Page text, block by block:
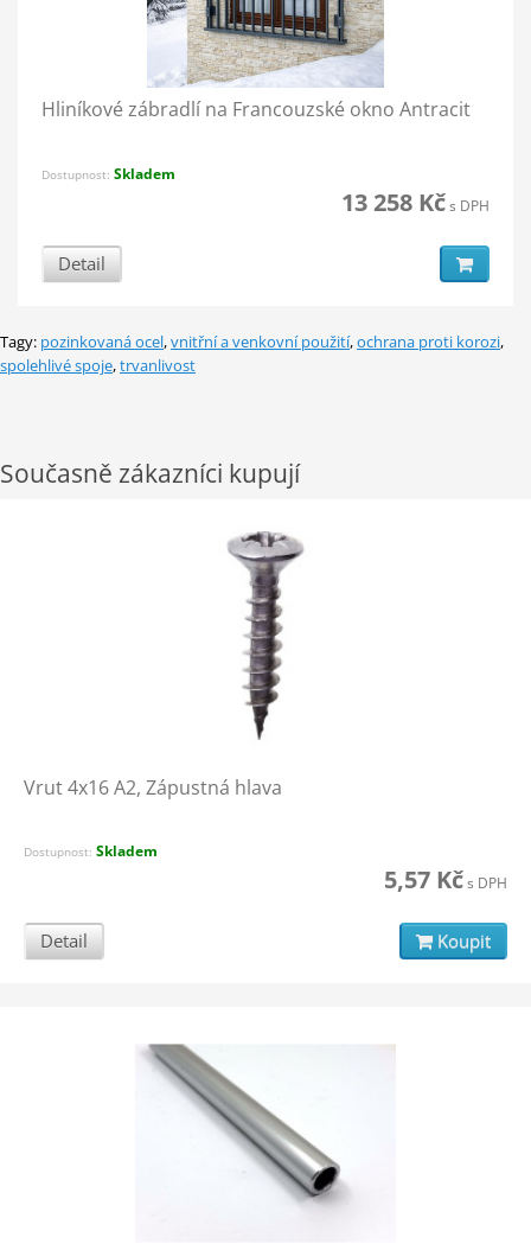
Hliníkové zábradlí na Francouzské okno Antracit
Dostupnost: Skladem
13 258 Kčs DPH
Detail
Tagy: pozinkovaná ocel,vnitřní a venkovní použití,ochrana proti korozi,
spolehlivé spoje,trvanlivost
Současně zákazníci kupují
Vrut 4x16 A2, Zápustná hlava
Dostupnost: Skladem
5,57 Kčs DPH
Detail Koupit